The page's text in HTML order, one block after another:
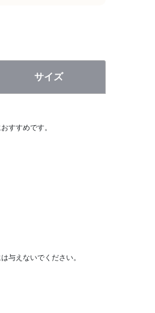
サイズ
すすめです。
与えないでください。